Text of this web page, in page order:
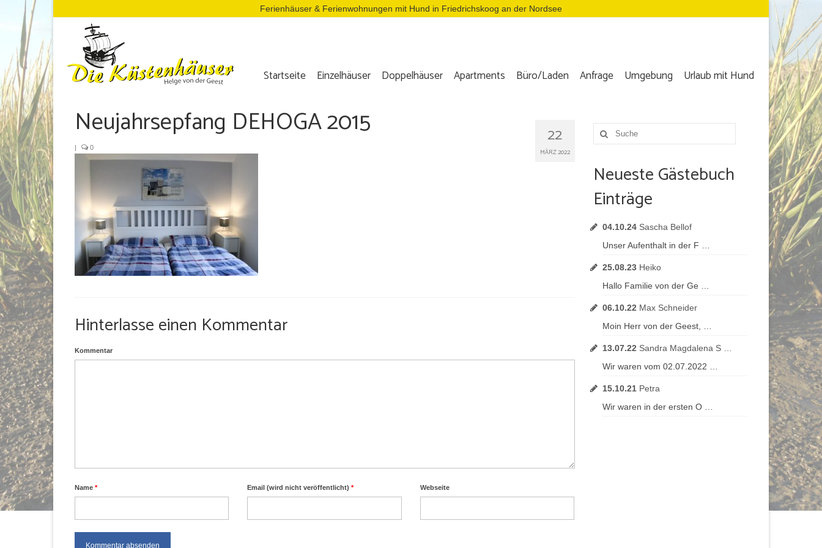
Ferienhäuser & Ferienwohnungen mit Hund in Friedrichskoog an der Nordsee
Startseite Einzelhäuser Doppelhäuser Apartments Büro/Laden Anfrage Umgebung Urlaub mit Hund
22
MÄRZ 2022
Neujahrsepfang DEHOGA 2015
| 0
Hinterlasse einen Kommentar
Kommentar
Name * Email (wird nicht veröffentlicht)* Webseite
Suche
nach:
Neueste Gästebuch
Einträge
04.10.24 Sascha Bellof
Unser Aufenthalt in der F …
25.08.23 Heiko
Hallo Familie von der Ge …
06.10.22 Max Schneider
Moin Herr von der Geest, …
13.07.22 Sandra Magdalena S …
Wir waren vom 02.07.2022 …
15.10.21 Petra
Wir waren in der ersten O …